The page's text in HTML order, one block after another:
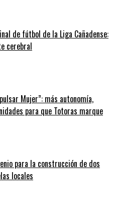
de fútbol de la Liga Cañadense:
cerebral
Mujer”: más autonomía,
para que Totoras marque
para la construcción de dos
locales